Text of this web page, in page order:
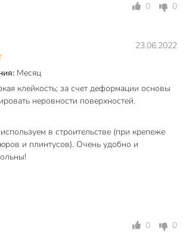
0 0
23.06.2022
Месяц
клейкость; за счет деформации основы
неровности поверхностей.
в строительстве (при крепеже
и плинтусов). Очень удобно и
0 0